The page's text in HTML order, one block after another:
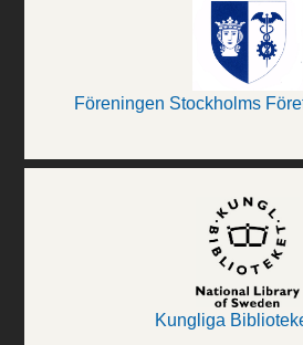
Föreningen Stockholms
Kungliga